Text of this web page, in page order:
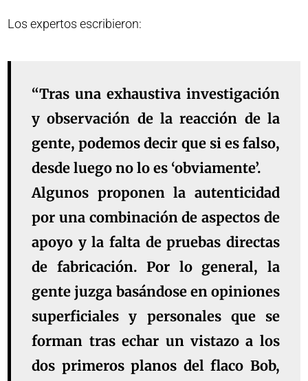
Los expertos escribieron:
“Tras una exhaustiva investigación
y observación de la reacción de la
gente, podemos decir que si es falso,
desde luego no lo es ‘obviamente’.
Algunos proponen la autenticidad
por una combinación de aspectos de
apoyo y la falta de pruebas directas
de fabricación. Por lo general, la
gente juzga basándose en opiniones
superficiales y personales que se
forman tras echar un vistazo a los
dos primeros planos del flaco Bob,